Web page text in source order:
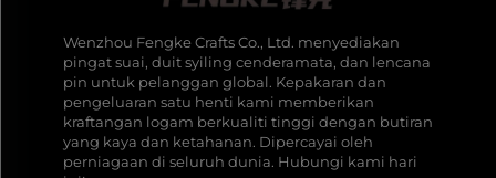
Wenzhou Fengke Crafts Co., Ltd. menyediakan
pingat suai, duit syiling cenderamata, dan lencana
pin untuk pelanggan global. Kepakaran dan
pengeluaran satu henti kami memberikan
kraftangan logam berkualiti tinggi dengan butiran
yang kaya dan ketahanan. Dipercayai oleh
perniagaan di seluruh dunia. Hubungi kami hari